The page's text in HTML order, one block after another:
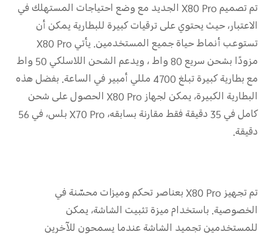
تم تصميم X80 Pro الجديد مع وضع احتياجات المستهلك في
الاعتبار، حيث يحتوي على ترقيات كبيرة للبطارية يمكن أن
تستوعب أنماط حياة جميع المستخدمين. يأتي X80 Pro
مزودًا بشحن سريع 80 واط ، ويدعم الشحن اللاسلكي 50 واط
مع بطارية كبيرة تبلغ 4700 مللي أمبير في الساعة. بفضل هذه
البطارية الكبيرة، يمكن لجهاز X80 Pro الحصول على شحن
كامل في 35 دقيقة فقط مقارنة بسابقه، X70 Pro بلس، في 56
دقيقة.
تم تجهيز X80 Pro بعناصر تحكم وميزات محسّنة في
الخصوصية. باستخدام ميزة تثبيت الشاشة، يمكن
للمستخدمين تجميد الشاشة عندما يسمحون للآخرين